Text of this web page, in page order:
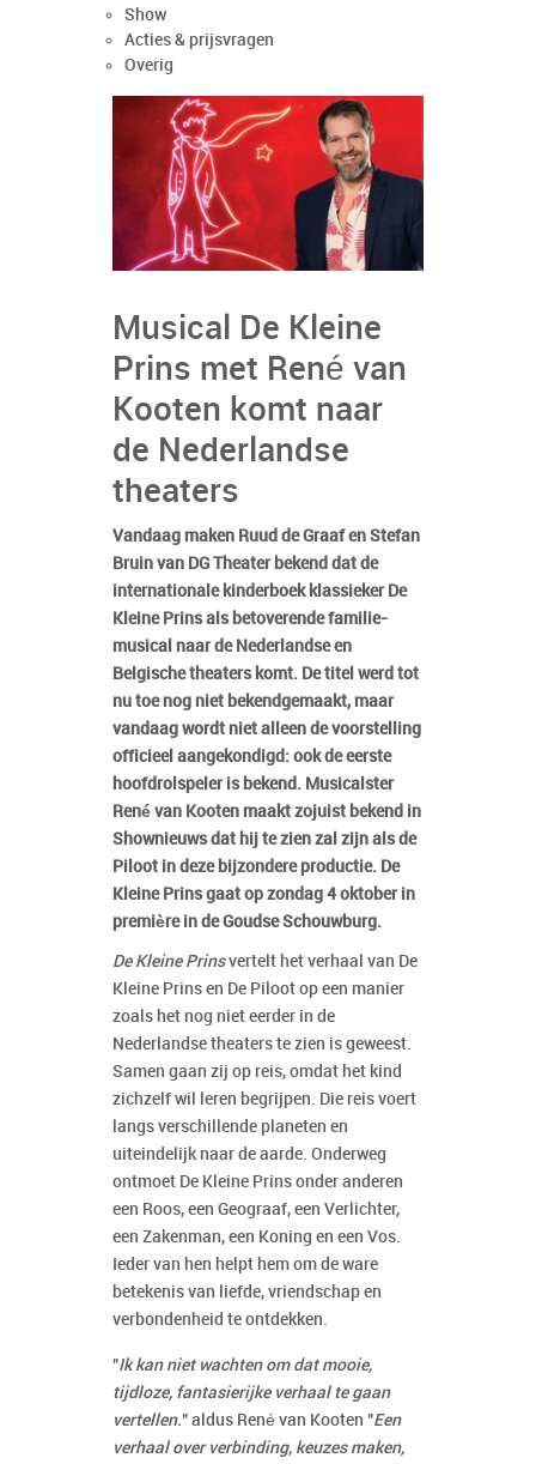
Show
Acties & prijsvragen
Overig
Musical De Kleine
Prins met René van
Kooten komt naar
de Nederlandse
theaters
Vandaag maken Ruud de Graaf en Stefan
Bruin van DG Theater bekend dat de
internationale kinderboek klassieker De
Kleine Prins als betoverende familie-
musical naar de Nederlandse en
Belgische theaters komt. De titel werd tot
nu toe nog niet bekendgemaakt, maar
vandaag wordt niet alleen de voorstelling
officieel aangekondigd: ook de eerste
hoofdrolspeler is bekend. Musicalster
René van Kooten maakt zojuist bekend in
Shownieuws dat hij te zien zal zijn als de
Piloot in deze bijzondere productie. De
Kleine Prins gaat op zondag 4 oktober in
première in de Goudse Schouwburg.
De Kleine Prinsvertelt het verhaal van De
Kleine Prins en De Piloot op een manier
zoals het nog niet eerder in de
Nederlandse theaters te zien is geweest.
Samen gaan zij op reis, omdat het kind
zichzelf wil leren begrijpen. Die reis voert
langs verschillende planeten en
uiteindelijk naar de aarde. Onderweg
ontmoet De Kleine Prins onder anderen
een Roos, een Geograaf, een Verlichter,
een Zakenman, een Koning en een Vos.
Ieder van hen helpt hem om de ware
betekenis van liefde, vriendschap en
verbondenheid te ontdekken.
"Ik kan niet wachten om dat mooie,
tijdloze, fantasierijke verhaal te gaan
vertellen." aldus René van Kooten "Een
verhaal over verbinding, keuzes maken,